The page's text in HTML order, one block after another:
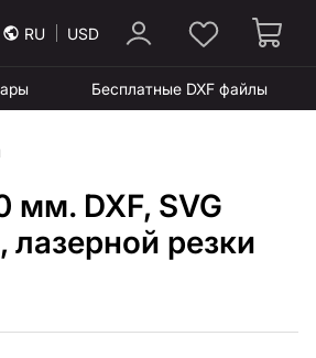
RU USD
Бесплатные DXF файлы
мм. DXF, SVG
резки